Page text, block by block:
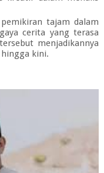
tajam dalam
cerita yang terasa
menjadikannya
kini.